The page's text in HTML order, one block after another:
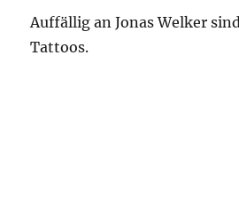
Auffällig an Jonas Welker
Tattoos.